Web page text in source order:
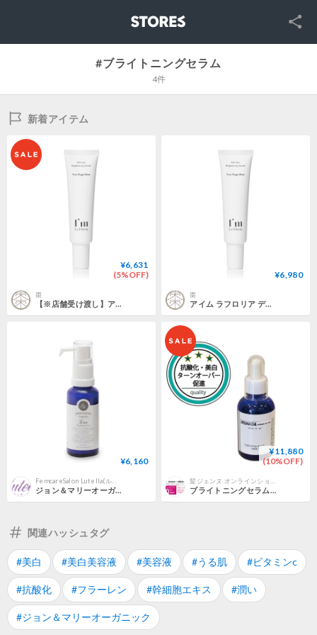
SNS
#ブライトニングセラム
4件
新着アイテム
¥6,631
(5%OFF)
棗
【※店舗受け渡し】アイム ラフロリア デリケートブライトニングセラムN 30ml 【医薬部外品】
¥6,980
棗
アイム ラフロリア デリケートブライトニングセラムN 30ml 【医薬部外品】
¥6,160
FemcareSalon Lutella(ルテラ) - デリケートゾーン脱毛&フェムケア専門店
ジョン＆マリーオーガニック ブライトニングセラム
¥11,880
(10%OFF)
ブライトニングセラム60ml（美白美容液）
関連ハッシュタグ
#美白 #美白美容液 #美容液 #うる肌 #ビタミンc
#抗酸化 #フラーレン #幹細胞エキス #潤い
#ジョン＆マリーオーガニック